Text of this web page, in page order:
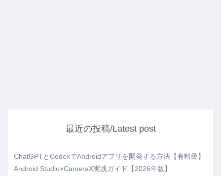
最近の投稿/Latest post
ChatGPTとCodexでAndroidアプリを開発する方法【有料級】
Android Studio×CameraX実践ガイド【2026年版】